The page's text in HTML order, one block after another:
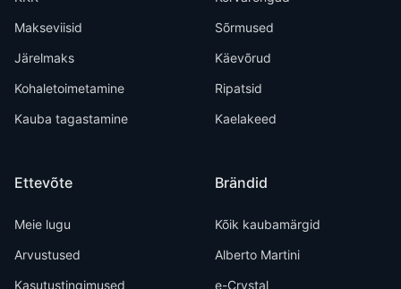
Makseviisid
Järelmaks
Kohaletoimetamine
Kauba tagastamine
Ettevõte
Meie lugu
Arvustused
Kasutustingimused
Sõrmused
Käevõrud
Ripatsid
Kaelakeed
Brändid
Kõik kaubamärgid
Alberto Martini
e-Crystal